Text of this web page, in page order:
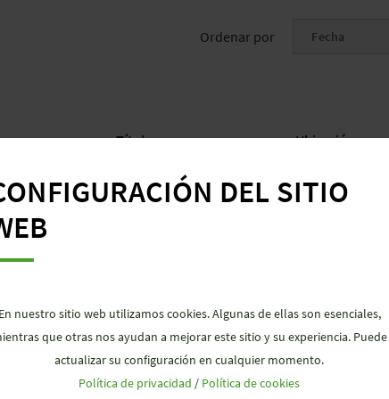
Ordenar por
Título Ubicación
Y
DEL SITIO
En nuestro sitio web utilizamos cookies. Algunas de ellas son esenciales,
que otras nos ayudan a mejorar este sitio y su experiencia. Puede
actualizar su configuración en cualquier momento.
Política de privacidad / Política de cookies